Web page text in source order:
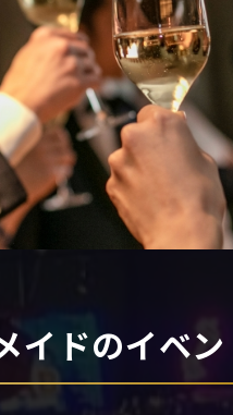
イドのイベ